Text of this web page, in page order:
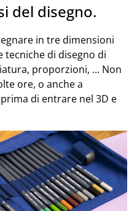
del disegno.
in tre dimensioni
tecniche di disegno di
proporzioni, ... Non
ore, o anche a
di entrare nel 3D e